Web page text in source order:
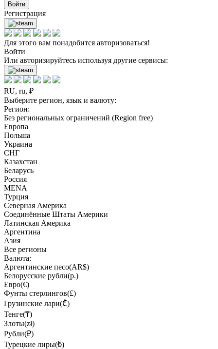
Войти
Регистрация
Для этого вам понадобится авторизоваться!
Войти
Или авторизируйтесь используя другие сервисы:
RU, ru, ₽
Выберите регион, язык и валюту:
Регион:
Без региональных ограничений (Region free)
Европа
Польша
Украина
СНГ
Казахстан
Беларусь
Россия
MENA
Турция
Северная Америка
Соединённые Штаты Америки
Латинская Америка
Аргентина
Азия
Все регионы
Валюта:
Аргентинские песо(AR$)
Белорусские рубли(р.)
Евро(€)
Фунты стерлингов(£)
Грузинские лари(₾)
Тенге(₸)
Злоты(zł)
Рубли(₽)
Турецкие лиры(₺)